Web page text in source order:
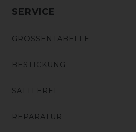
SERVICE
GRÖSSENTABELLE
BESTICKUNG
SATTLEREI
REPARATUR